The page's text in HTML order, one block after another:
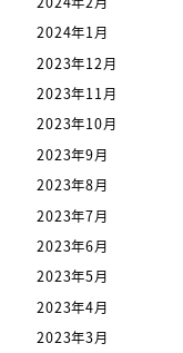
2024年1月
2023年12月
2023年11月
2023年10月
2023年9月
2023年8月
2023年7月
2023年6月
2023年5月
2023年4月
2023年3月